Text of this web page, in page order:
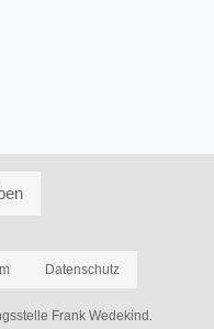
Datenschutz
Frank Wedekind.